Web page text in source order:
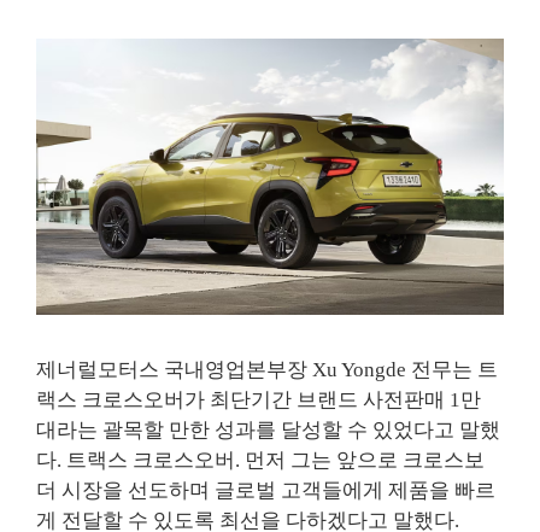
제너럴모터스 국내영업본부장 Xu Yongde 전무는 트
랙스 크로스오버가 최단기간 브랜드 사전판매 1만
대라는 괄목할 만한 성과를 달성할 수 있었다고 말했
다. 트랙스 크로스오버. 먼저 그는 앞으로 크로스보
더 시장을 선도하며 글로벌 고객들에게 제품을 빠르
게 전달할 수 있도록 최선을 다하겠다고 말했다.